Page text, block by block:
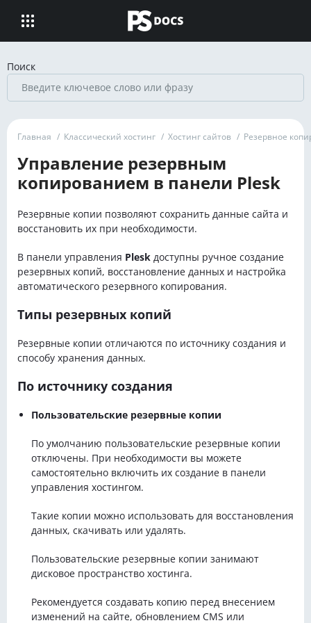
Поиск
Главная / Классический хостинг / Хостинг сайтов / Резервное
Управление резервным
копированием в панели Plesk
Резервные копии позволяют сохранить данные сайта и
восстановить их при необходимости.
В панели управления Plesk доступны ручное создание
резервных копий, восстановление данных и настройка
автоматического резервного копирования.
Типы резервных копий
Резервные копии отличаются по источнику создания и
способу хранения данных.
По источнику создания
Пользовательские резервные копии
По умолчанию пользовательские резервные копии
отключены. При необходимости вы можете
самостоятельно включить их создание в панели
управления хостингом.
Такие копии можно использовать для восстановления
данных, скачивать или удалять.
Пользовательские резервные копии занимают
дисковое пространство хостинга.
Рекомендуется создавать копию перед внесением
изменений на сайте, обновлением CMS или